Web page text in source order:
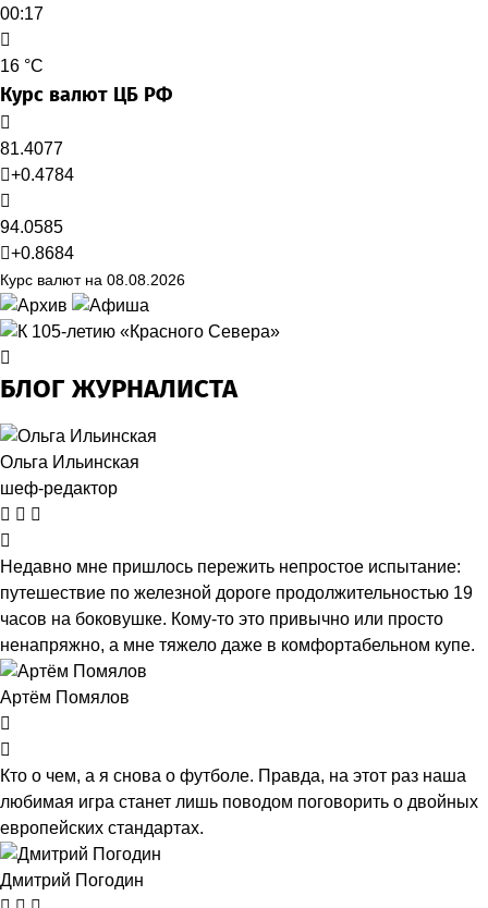
00:17
16 °C
Курс валют ЦБ РФ
81.4077
+0.4784
94.0585
+0.8684
Курс валют на 08.08.2026
БЛОГ ЖУРНАЛИСТА
Ольга Ильинская
шеф-редактор
Недавно мне пришлось пережить непростое испытание:
путешествие по железной дороге продолжительностью 19
часов на боковушке. Кому-то это привычно или просто
ненапряжно, а мне тяжело даже в комфортабельном купе.
Артём Помялов
Кто о чем, а я снова о футболе. Правда, на этот раз наша
любимая игра станет лишь поводом поговорить о двойных
европейских стандартах.
Дмитрий Погодин